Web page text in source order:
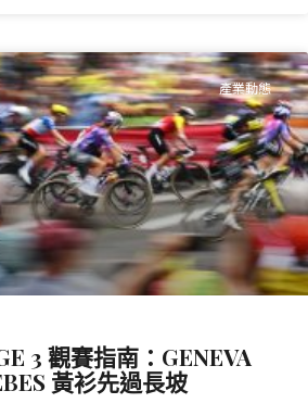
產業動態
3 觀賽指南：GENEVA
黃衫先過長坡